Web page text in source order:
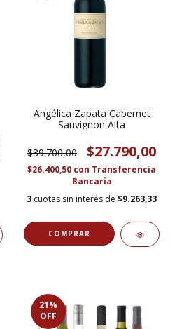
Angélica Zapata Cabernet
Sauvignon Alta
$39.700,00 $27.790,00
$26.400,50 con Transferencia
Bancaria
3 cuotas sin interés de $9.263,33
21%
OFF